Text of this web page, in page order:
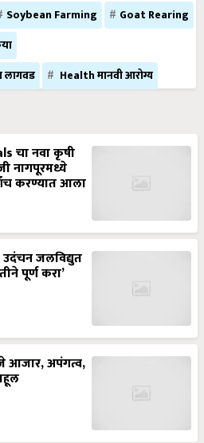
Soybean Farming
Goat Rearing
Health मानवी आरोग्य
चा नवा कृषी
नागपूरमध्ये
लाँच करण्यात आला
उदंचन जलविद्युत
पूर्ण करा’
आजार, अपंगत्व,